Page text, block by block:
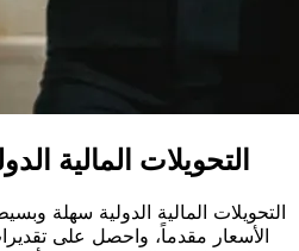
التحويلات المالية
الأسعار مقدماً، واحصل على